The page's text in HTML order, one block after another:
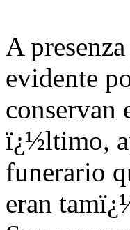
A
evidente
conservan
ï¿½ltimo,
funerario
eran